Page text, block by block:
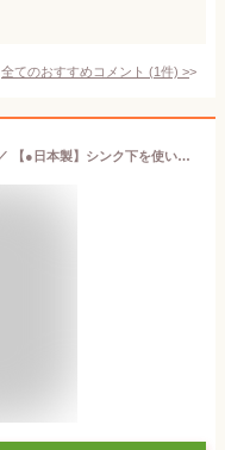
全てのおすすめコメント (1件) >
＼今ならレビューで1000円クーポン!／ 【●日本製】シンク下を使いやすくスッキリ収納！アレンジフリー スライドストッカー個付き 2段式伸縮スペースラック